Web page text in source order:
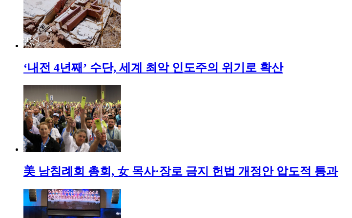
‘내전 4년째’ 수단, 세계 최악 인도주의 위기로 확산
美 남침례회 총회, 女 목사·장로 금지 헌법 개정안 압도적 통과